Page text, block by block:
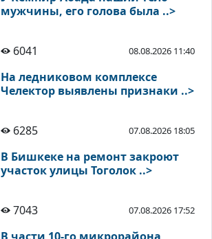
мужчины, его голова была ..>
6041 08.08.2026 11:40
На ледниковом комплексе
Челектор выявлены признаки ..>
6285 07.08.2026 18:05
В Бишкеке на ремонт закроют
участок улицы Тоголок ..>
7043 07.08.2026 17:52